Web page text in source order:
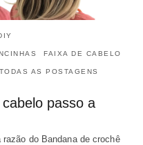
FAIXA DE CABELO
TODAS AS POSTAGENS
passo a
do Bandana de crochê